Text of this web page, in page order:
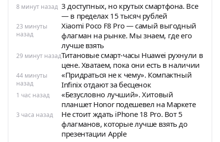
8 минут назад 3 доступных, но крутых смартфона. Все
— в пределах 15 тысяч рублей
23 минуты
назад
Xiaomi Poco F8 Pro — самый выгодный
флагман на рынке. Мы знаем, где его
лучше взять
29 минут назадТитановые смарт-часы Huawei рухнули в
цене. Хватаем, пока они есть в наличии
44 минуты
назад
«Придраться не к чему». Компактный
Infinix отдают за бесценок
1 час назад
«Безусловно лучший». Хитовый
планшет Honor подешевел на Маркете
3 часа назад
Не стоит ждать iPhone 18 Pro. Вот 5
флагманов, которые лучше взять до
презентации Apple